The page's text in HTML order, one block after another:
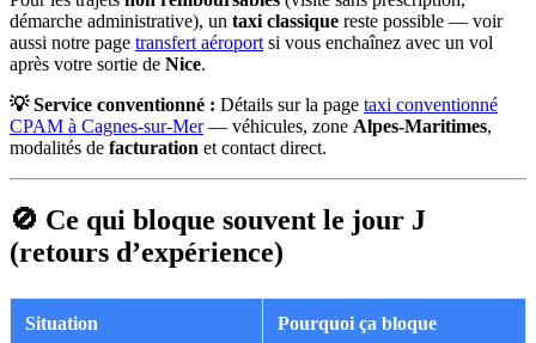
démarche administrative), un taxi classique reste possible — voir
aussi notre page transfert aéroport si vous enchaînez avec un vol
après votre sortie de Nice.
💡 Service conventionné : Détails sur la page taxi conventionné
CPAM à Cagnes-sur-Mer— véhicules, zone Alpes-Maritimes,
modalités de facturation et contact direct.
🚫 Ce qui bloque souvent le jour J
(retours d’expérience)
Situation Pourquoi ça bloque